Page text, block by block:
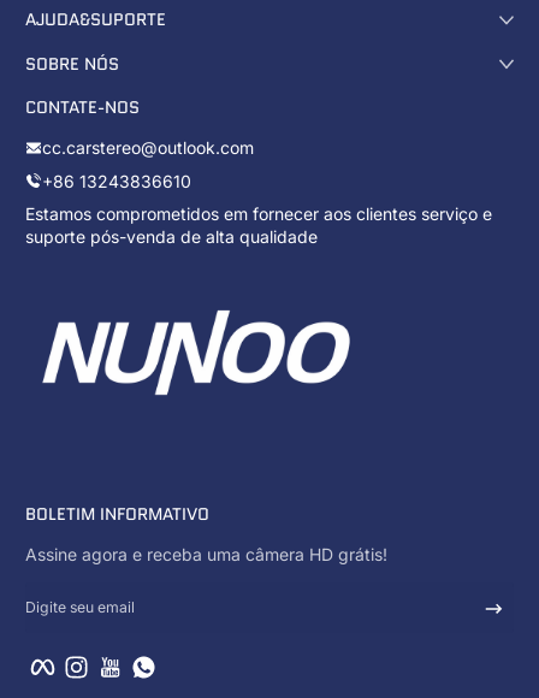
AJUDA&SUPORTE
SOBRE NÓS
CONTATE-NOS
cc.carstereo@outlook.com
+86 13243836610
Estamos comprometidos em fornecer aos clientes serviço e
suporte pós-venda de alta qualidade
BOLETIM INFORMATIVO
Assine agora e receba uma câmera HD grátis!
Digite seu email
FacebookInstagramYouTube